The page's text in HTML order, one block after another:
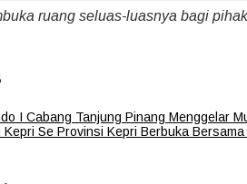
ruang seluas-luasnya bagi
I Cabang Tanjung Pinang Menggelar
Se Provinsi Kepri Berbuka